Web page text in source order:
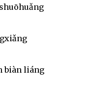
biàn liáng